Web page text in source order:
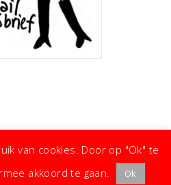
van cookies. Door op "Ok" te
akkoord te gaan.
Ok